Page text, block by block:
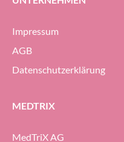
Impressum
AGB
Datenschutzerklärung
MEDTRIX
MedTriX AG